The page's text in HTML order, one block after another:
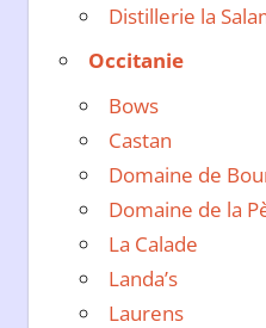
Distillerie la
Occitanie
Bows
Castan
Domaine de
Domaine de la
La Calade
Landa’s
Laurens